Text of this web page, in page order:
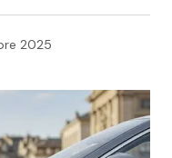
2025